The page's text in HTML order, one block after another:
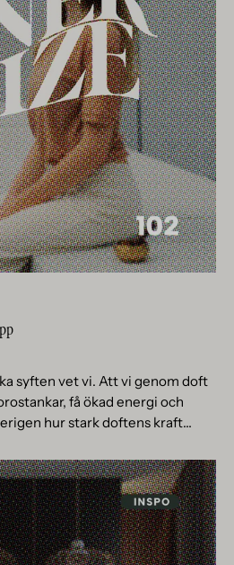
syften vet vi. Att vi genom doft
få ökad energi och
hur stark doftens kraft